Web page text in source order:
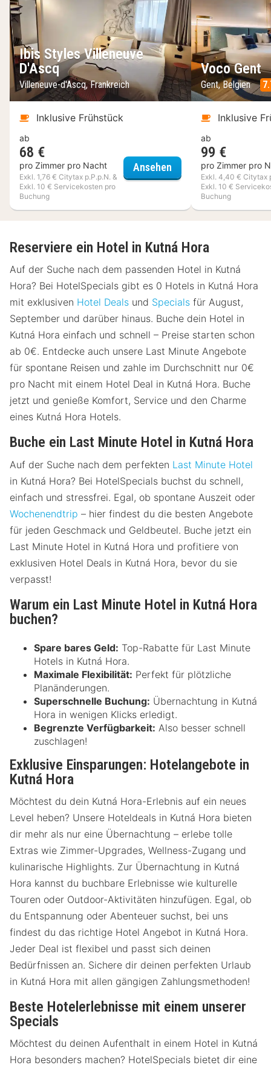
Ibis Styles Villeneuve
D'Ascq
Villeneuve-d'Ascq, Frankreich
Inklusive Frühstück
ab
68 €
pro Zimmer pro Nacht
Exkl. 1,76 € Citytax p.P.p.N. &
Exkl. 10 € Servicekosten pro
Buchung
Ansehen Ibis Styles Villeneuve
Voco Gent
Gent, Belgien
Inklusive
ab
99 €
pro Zimmer pro
Exkl. 4,40 € Citytax
Exkl. 10 €
Buchung
Reserviere ein Hotel in Kutná Hora
Auf der Suche nach dem passenden Hotel in Kutná
Hora? Bei HotelSpecials gibt es 0 Hotels in Kutná Hora
mit exklusiven Hotel Deals und Specials für August,
September und darüber hinaus. Buche dein Hotel in
Kutná Hora einfach und schnell – Preise starten schon
ab 0€. Entdecke auch unsere Last Minute Angebote
für spontane Reisen und zahle im Durchschnitt nur 0€
pro Nacht mit einem Hotel Deal in Kutná Hora. Buche
jetzt und genieße Komfort, Service und den Charme
eines Kutná Hora Hotels.
Buche ein Last Minute Hotel in Kutná Hora
Auf der Suche nach dem perfekten Last Minute Hotel
in Kutná Hora? Bei HotelSpecials buchst du schnell,
einfach und stressfrei. Egal, ob spontane Auszeit oder
Wochenendtrip – hier findest du die besten Angebote
für jeden Geschmack und Geldbeutel. Buche jetzt ein
Last Minute Hotel in Kutná Hora und profitiere von
exklusiven Hotel Deals in Kutná Hora, bevor du sie
verpasst!
Warum ein Last Minute Hotel in Kutná Hora
buchen?
Spare bares Geld: Top-Rabatte für Last Minute
Hotels in Kutná Hora.
Maximale Flexibilität: Perfekt für plötzliche
Planänderungen.
Superschnelle Buchung: Übernachtung in Kutná
Hora in wenigen Klicks erledigt.
Begrenzte Verfügbarkeit: Also besser schnell
zuschlagen!
Exklusive Einsparungen: Hotelangebote in
Kutná Hora
Möchtest du dein Kutná Hora-Erlebnis auf ein neues
Level heben? Unsere Hoteldeals in Kutná Hora bieten
dir mehr als nur eine Übernachtung – erlebe tolle
Extras wie Zimmer-Upgrades, Wellness-Zugang und
kulinarische Highlights. Zur Übernachtung in Kutná
Hora kannst du buchbare Erlebnisse wie kulturelle
Touren oder Outdoor-Aktivitäten hinzufügen. Egal, ob
du Entspannung oder Abenteuer suchst, bei uns
findest du das richtige Hotel Angebot in Kutná Hora.
Jeder Deal ist flexibel und passt sich deinen
Bedürfnissen an. Sichere dir deinen perfekten Urlaub
in Kutná Hora mit allen gängigen Zahlungsmethoden!
Beste Hotelerlebnisse mit einem unserer
Specials
Möchtest du deinen Aufenthalt in einem Hotel in Kutná
Hora besonders machen? HotelSpecials bietet dir eine